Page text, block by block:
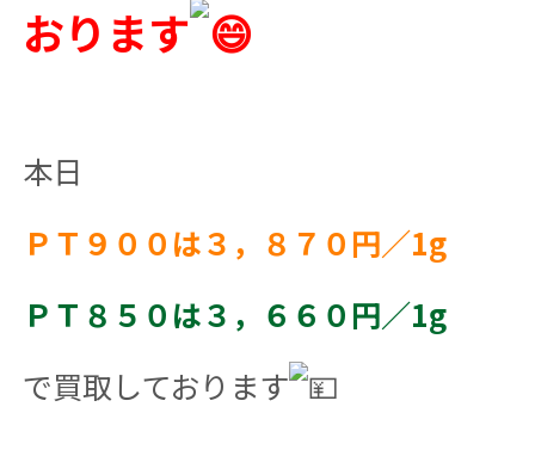
おります
本日
ＰＴ９００は３，８７０円／1g
ＰＴ８５０は３，６６０円／1g
で買取しております